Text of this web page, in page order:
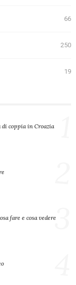
66
250
19
di coppia in Croazia
fare e cosa vedere
3